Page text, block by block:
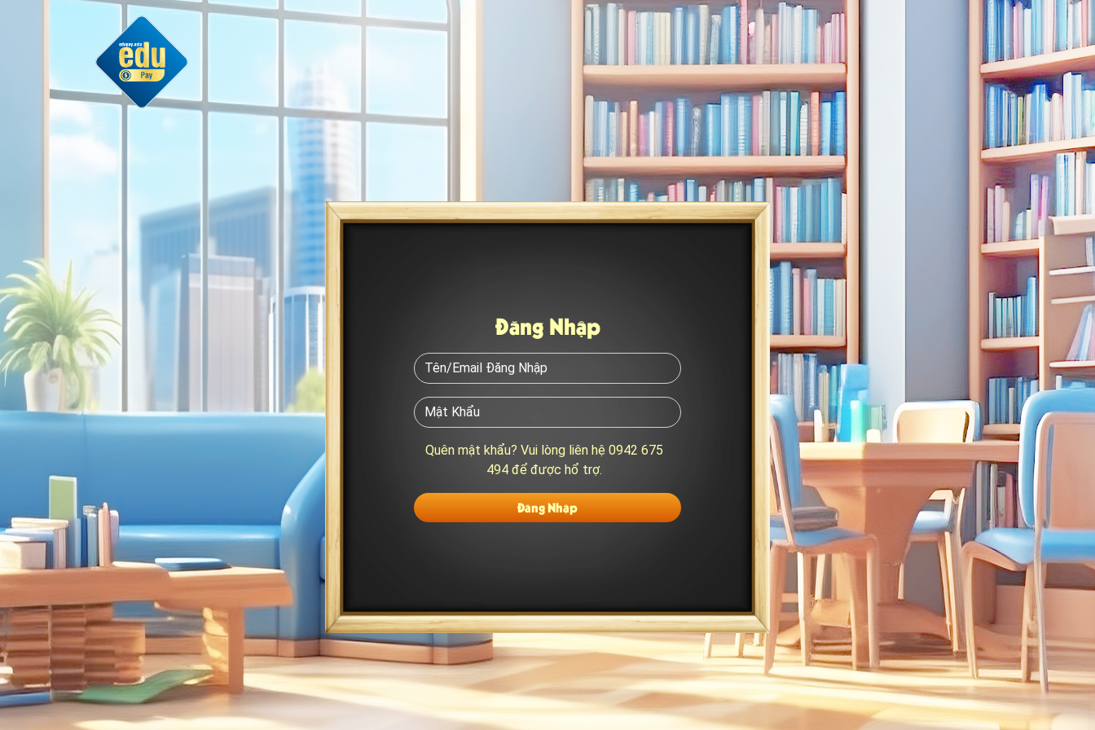
Đăng Nhập
Quên mật khẩu? Vui lòng liên hệ 0942 675
494 để được hổ trợ.
Đăng Nhập